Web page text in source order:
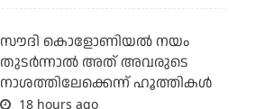
സൗദി കൊളോണിയല്‍ നയം
തുടര്‍ന്നാല്‍ അത് അവരുടെ
നാശത്തിലേക്കെന്ന് ഹൂത്തികള്‍
18 hours ago